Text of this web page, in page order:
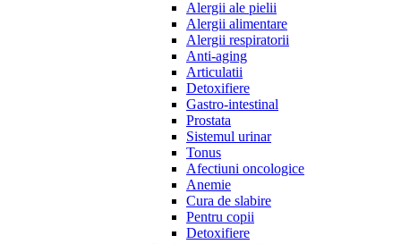
Alergii ale pielii
Alergii alimentare
Alergii respiratorii
Anti-aging
Articulatii
Detoxifiere
Gastro-intestinal
Prostata
Sistemul urinar
Tonus
Afectiuni oncologice
Anemie
Cura de slabire
Pentru copii
Detoxifiere